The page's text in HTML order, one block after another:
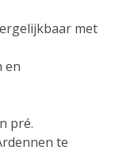
met
en
pré.
te